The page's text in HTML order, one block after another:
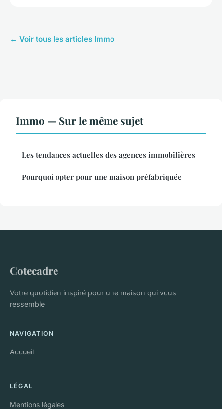
← Voir tous les articles Immo
Immo — Sur le même sujet
Les tendances actuelles des agences immobilières
Pourquoi opter pour une maison préfabriquée
Cotecadre
Votre quotidien inspiré pour une maison qui vous
ressemble
NAVIGATION
Accueil
LÉGAL
Mentions légales